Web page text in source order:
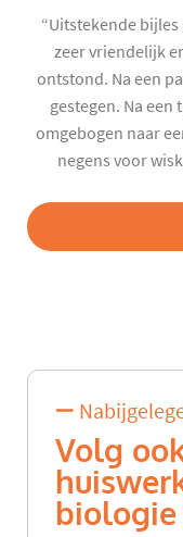
“Uitstekende
zeer vriendelijk
ontstond. Na een
gestegen. Na
omgebogen naar
negens voor
Volg
biologie